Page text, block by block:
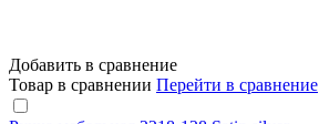
Добавить в сравнение
Товар в сравнении Перейти в сравнение